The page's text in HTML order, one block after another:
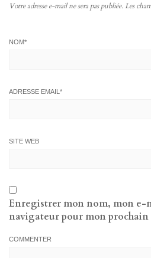
Votre adresse e-mail ne sera pas publiée.Les
NOM*
ADRESSE EMAIL *
SITE WEB
Enregistrer mon nom, mon e-
navigateur pour mon prochain
COMMENTER